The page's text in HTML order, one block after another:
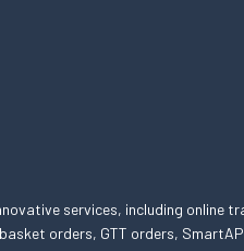
services, including online
orders, GTT orders,